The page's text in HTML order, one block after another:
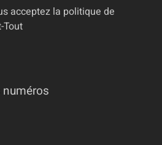
acceptez la politique de
Tout